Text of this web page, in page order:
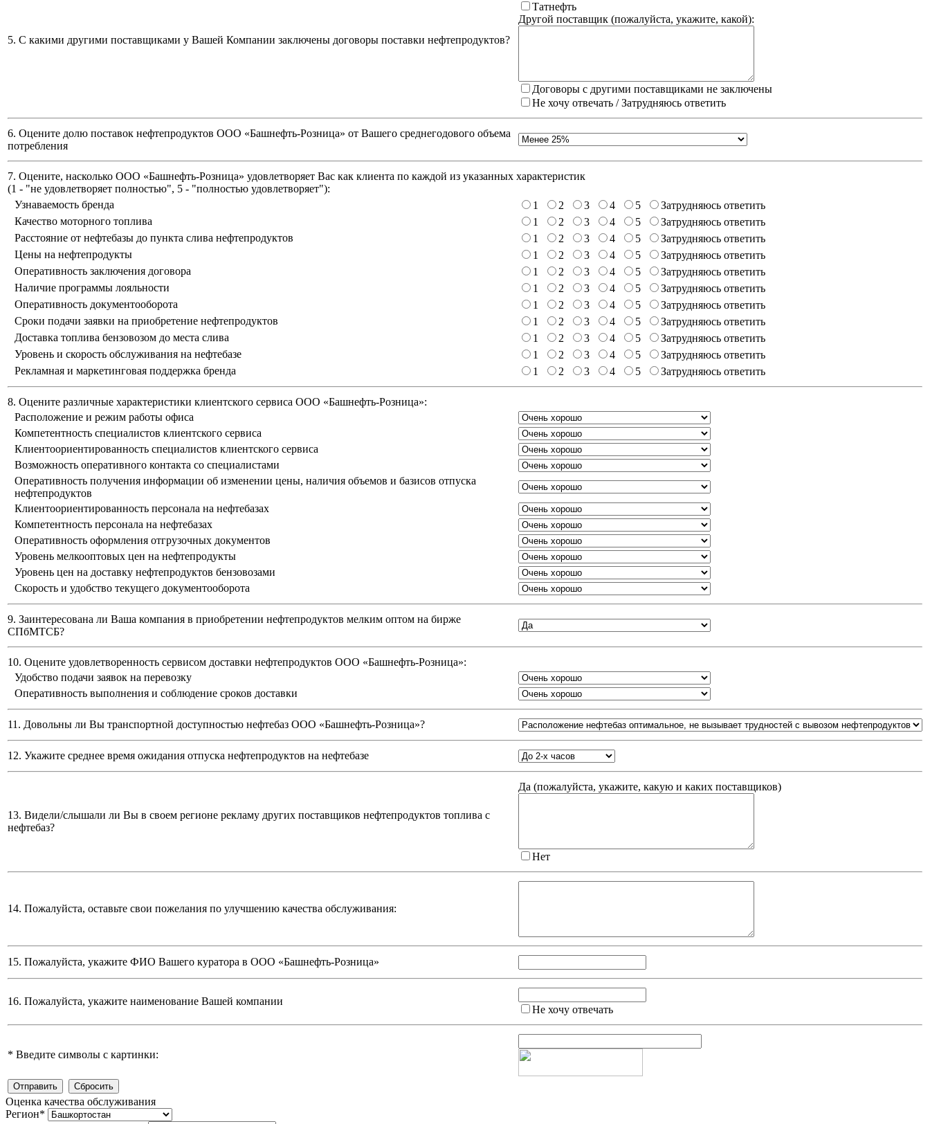
5. С какими другими поставщиками у Вашей Компании заключены договоры поставки нефтепродуктов?
Татнефть
Другой поставщик (пожалуйста, укажите, какой):
Договоры с другими поставщиками не заключены
Не хочу отвечать / Затрудняюсь ответить
6. Оцените долю поставок нефтепродуктов ООО «Башнефть-Розница» от Вашего среднегодового объема
потребления
7. Оцените, насколько ООО «Башнефть-Розница» удовлетворяет Вас как клиента по каждой из указанных характеристик
(1 - "не удовлетворяет полностью", 5 - "полностью удовлетворяет"):
Узнаваемость бренда
1 2 3 4 5
Затрудняюсь ответить
Качество моторного топлива
1 2 3 4 5
Затрудняюсь ответить
Расстояние от нефтебазы до пункта слива нефтепродуктов
1 2 3 4 5
Затрудняюсь ответить
Цены на нефтепродукты
1 2 3 4 5
Затрудняюсь ответить
Оперативность заключения договора
1 2 3 4 5
Затрудняюсь ответить
Наличие программы лояльности
1 2 3 4 5
Затрудняюсь ответить
Оперативность документооборота
1 2 3 4 5
Затрудняюсь ответить
Сроки подачи заявки на приобретение нефтепродуктов
1 2 3 4 5
Затрудняюсь ответить
Доставка топлива бензовозом до места слива
1 2 3 4 5
Затрудняюсь ответить
Уровень и скорость обслуживания на нефтебазе
1 2 3 4 5
Затрудняюсь ответить
Рекламная и маркетинговая поддержка бренда
1 2 3 4 5 Затрудняюсь ответить
8. Оцените различные характеристики клиентского сервиса ООО «Башнефть-Розница»:
Расположение и режим работы офиса
Компетентность специалистов клиентского сервиса
Клиентоориентированность специалистов клиентского сервиса
Возможность оперативного контакта со специалистами
Оперативность получения информации об изменении цены, наличия объемов и базисов отпуска
нефтепродуктов
Клиентоориентированность персонала на нефтебазах
Компетентность персонала на нефтебазах
Оперативность оформления отгрузочных документов
Уровень мелкооптовых цен на нефтепродукты
Уровень цен на доставку нефтепродуктов бензовозами
Скорость и удобство текущего документооборота
9. Заинтересована ли Ваша компания в приобретении нефтепродуктов мелким оптом на бирже
СПбМТСБ?
10. Оцените удовлетворенность сервисом доставки нефтепродуктов ООО «Башнефть-Розница»:
Удобство подачи заявок на перевозку
Оперативность выполнения и соблюдение сроков доставки
11. Довольны ли Вы транспортной доступностью нефтебаз ООО «Башнефть-Розница»?
12. Укажите среднее время ожидания отпуска нефтепродуктов на нефтебазе
13. Видели/слышали ли Вы в своем регионе рекламу других поставщиков нефтепродуктов топлива с
нефтебаз?
Да (пожалуйста, укажите, какую и каких поставщиков)
Нет
14. Пожалуйста, оставьте свои пожелания по улучшению качества обслуживания:
15. Пожалуйста, укажите ФИО Вашего куратора в ООО «Башнефть-Розница»
16. Пожалуйста, укажите наименование Вашей компании
Не хочу отвечать
* Введите символы с картинки:
Оценка качества обслуживания
Регион*